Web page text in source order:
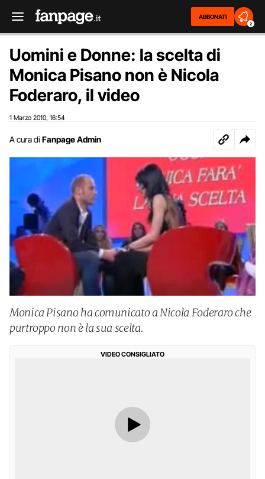
ABBONATI
2
Uomini e Donne: la scelta di
Monica Pisano non è Nicola
Foderaro, il video
1 Marzo 2010 16:54
A cura di Fanpage Admin
Monica Pisano ha comunicato a Nicola Foderaro che
purtroppo non è la sua scelta.
VIDEO CONSIGLIATO